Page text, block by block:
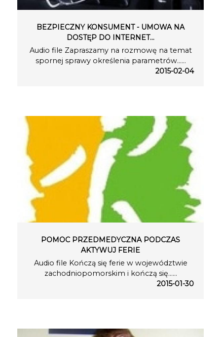
BEZPIECZNY KONSUMENT - UMOWA NA
DOSTĘP DO INTERNET…
Audio file Zapraszamy na rozmowę na temat
spornej sprawy określenia parametrów…...
2015-02-04
POMOC PRZEDMEDYCZNA PODCZAS
AKTYWUJ FERIE
Audio file Kończą się ferie w województwie
zachodniopomorskim i kończą się…...
2015-01-30